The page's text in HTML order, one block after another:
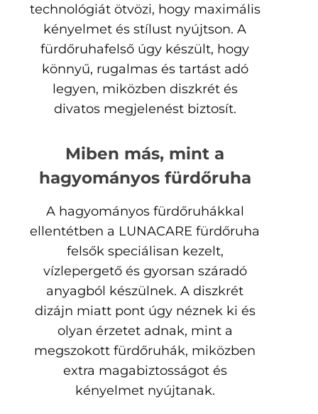
technológiát ötvözi, hogy maximális
kényelmet és stílust nyújtson. A
fürdőruhafelső úgy készült, hogy
könnyű, rugalmas és tartást adó
legyen, miközben diszkrét és
divatos megjelenést biztosít.
Miben más, mint a
hagyományos fürdőruha
A hagyományos fürdőruhákkal
ellentétben a LUNACARE fürdőruha
felsők speciálisan kezelt,
vízlepergető és gyorsan száradó
anyagból készülnek. A diszkrét
dizájn miatt pont úgy néznek ki és
olyan érzetet adnak, mint a
megszokott fürdőruhák, miközben
extra magabiztosságot és
kényelmet nyújtanak.